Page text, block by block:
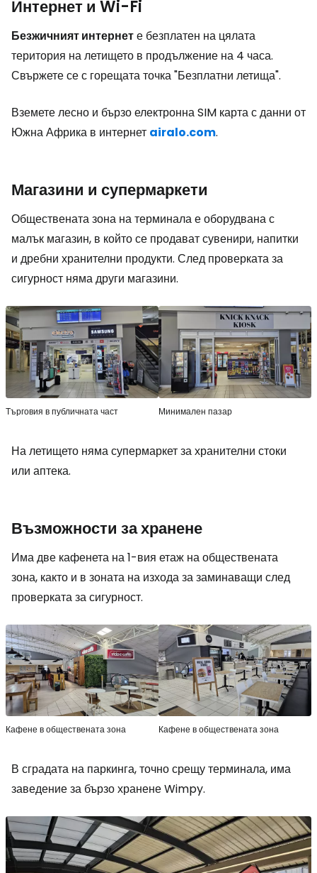
Интернет и Wi-Fi
Безжичният интернете безплатен на цялата
територия на летището в продължение на 4 часа.
Свържете се с горещата точка "Безплатни летища".
Вземете лесно и бързо електронна SIM карта с данни от
Южна Африка в интернет airalo.com.
Магазини и супермаркети
Обществената зона на терминала е оборудвана с
малък магазин, в който се продават сувенири, напитки
и дребни хранителни продукти. След проверката за
сигурност няма други магазини.
Търговия в публичната част Минимален пазар
На летището няма супермаркет за хранителни стоки
или аптека.
Възможности за хранене
Има две кафенета на 1-вия етаж на обществената
зона, както и в зоната на изхода за заминаващи след
проверката за сигурност.
Кафене в обществената зона Кафене в обществената зона
В сградата на паркинга, точно срещу терминала, има
заведение за бързо хранене Wimpy.